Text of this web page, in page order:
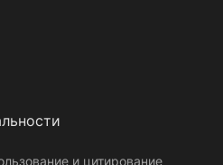
и цитирование